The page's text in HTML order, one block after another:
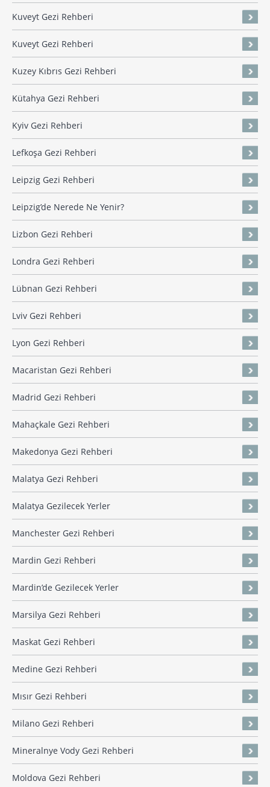
Kuveyt Gezi Rehberi
Kuveyt Gezi Rehberi
Kuzey Kıbrıs Gezi Rehberi
Kütahya Gezi Rehberi
Kyiv Gezi Rehberi
Lefkoşa Gezi Rehberi
Leipzig Gezi Rehberi
Leipzig’de Nerede Ne Yenir?
Lizbon Gezi Rehberi
Londra Gezi Rehberi
Lübnan Gezi Rehberi
Lviv Gezi Rehberi
Lyon Gezi Rehberi
Macaristan Gezi Rehberi
Madrid Gezi Rehberi
Mahaçkale Gezi Rehberi
Makedonya Gezi Rehberi
Malatya Gezi Rehberi
Malatya Gezilecek Yerler
Manchester Gezi Rehberi
Mardin Gezi Rehberi
Mardin’de Gezilecek Yerler
Marsilya Gezi Rehberi
Maskat Gezi Rehberi
Medine Gezi Rehberi
Mısır Gezi Rehberi
Milano Gezi Rehberi
Mineralnye Vody Gezi Rehberi
Moldova Gezi Rehberi